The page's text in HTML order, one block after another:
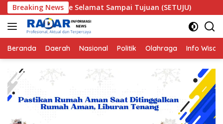
Langsung
ke
konten
Breaking News
Selamat Sampai Tujuan (SETUJU) Teror
Beranda Daerah Nasional Politik Olahraga Info